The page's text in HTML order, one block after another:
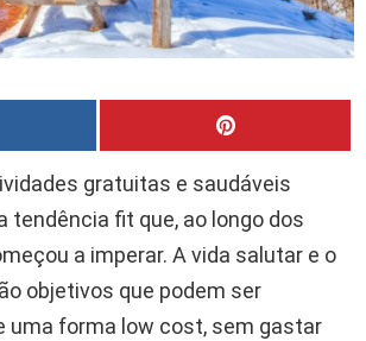
gratuitas e saudáveis
tendência fit que, ao longo dos
a imperar. A vida salutar e o
objetivos que podem ser
uma forma low cost, sem gastar